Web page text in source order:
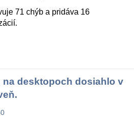
71 chýb a pridáva 16
desktopoch dosiahlo v